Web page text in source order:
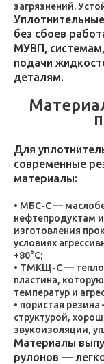
загрязнений.
без сбоев
МУВП,
подачи
деталям.
Для
современные
материалы:
МБС-С —
нефтепродуктам
изготовления
условиях
+80°C;
ТМКЩ-С —
пластина,
температур и
пористая
структурой,
звукоизоляции,
Материалы
рулонов —